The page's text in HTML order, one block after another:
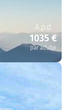
A.p.d
1035 €
par adulte